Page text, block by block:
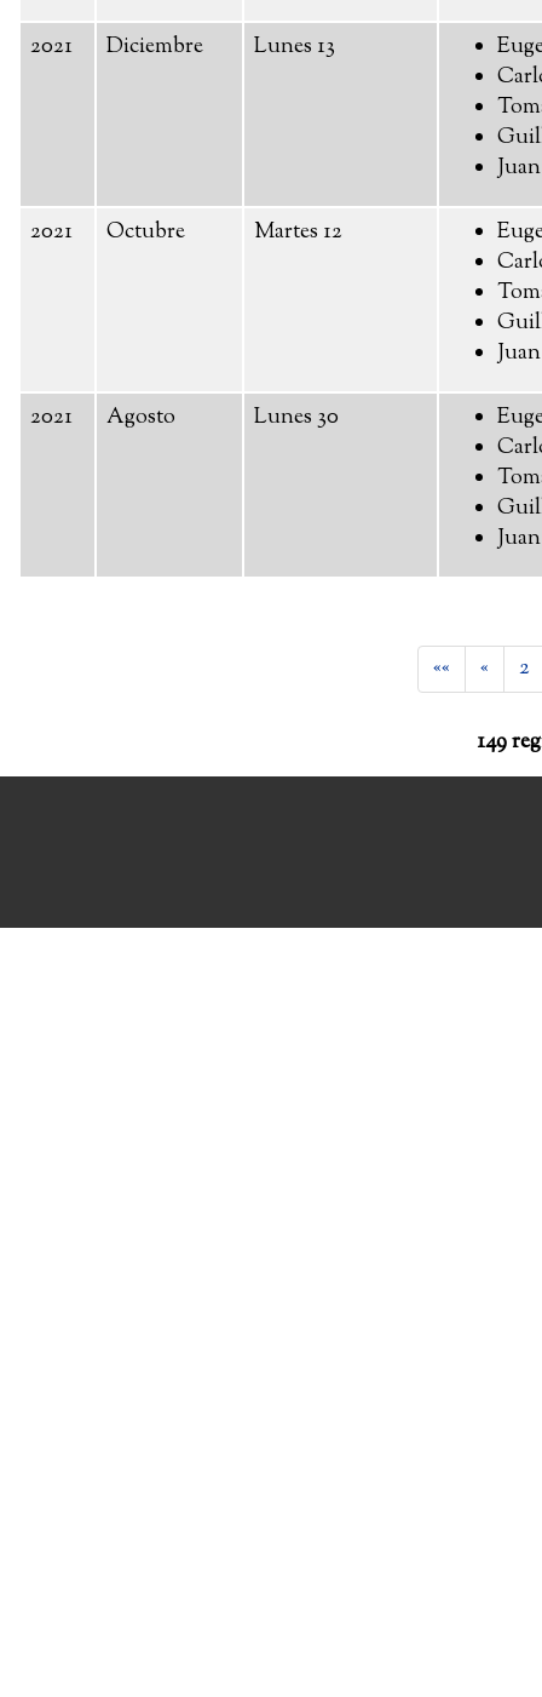
2021 Diciembre Lunes 13
2021 Octubre Martes 12
2021 Agosto Lunes 30
«« « 2
149